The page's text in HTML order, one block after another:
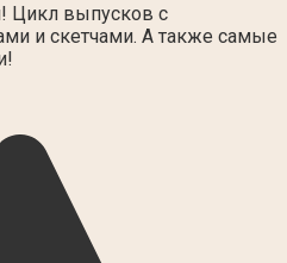
Цикл выпусков с
и скетчами. А также самые